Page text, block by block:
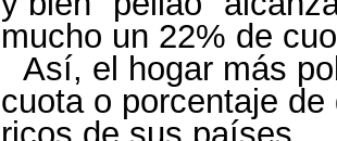
mucho un 22% de
Así, el hogar más
cuota o porcentaje